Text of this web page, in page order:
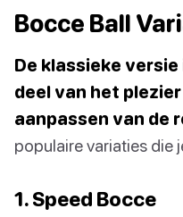
Bocce Ball
De klassieke
deel van het
aanpassen van de
populaire variaties die
1. Speed Bocce